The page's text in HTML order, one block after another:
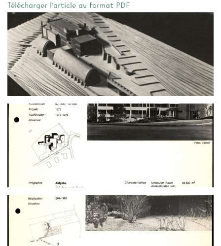
Télécharger l'article au format PDF